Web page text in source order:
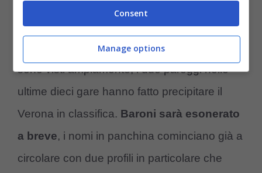
Roma, i sei punti in due gare avevano forse
illuso un po’ tutto l’ambiente. Il mercato non è
stato eccezionale e i limiti della squadra si
sono visti ampiamente, i due pareggi nelle
ultime dieci gare hanno fatto precipitare il
Verona in classifica. Baroni sarà esonerato
a breve, i nomi in panchina cominciano già a
circolare con due profili in particolare che
Consent
Manage options